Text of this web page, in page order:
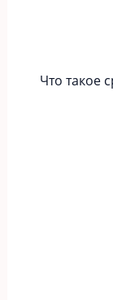
Что такое